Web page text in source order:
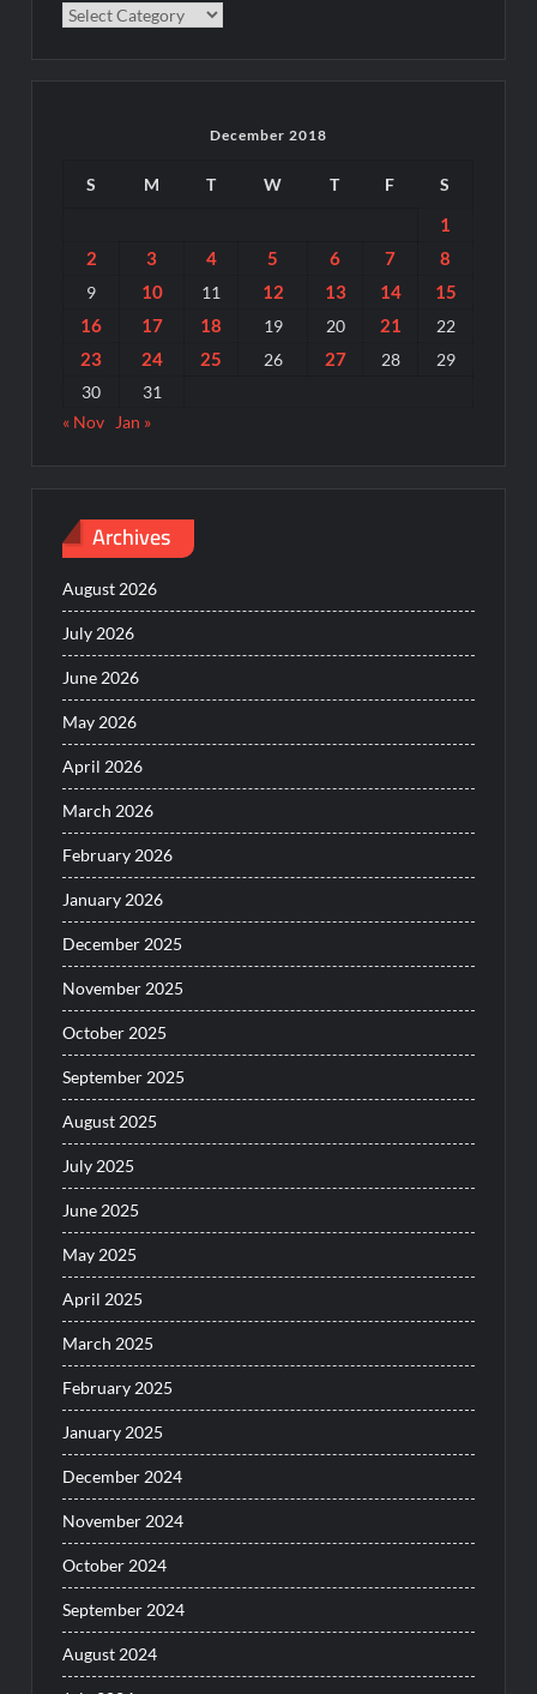
Categories
December 2018
S M T W T F S
1
2
3 4 5 6 7 8
9 10 11 12 13 14
15
16
17 18 19 20 21 22
23 24 25 26 27 28
29
30
31
« Nov
Jan »
Archives
August 2026
July 2026
June 2026
May 2026
April 2026
March 2026
February 2026
January 2026
December 2025
November 2025
October 2025
September 2025
August 2025
July 2025
June 2025
May 2025
April 2025
March 2025
February 2025
January 2025
December 2024
November 2024
October 2024
September 2024
August 2024